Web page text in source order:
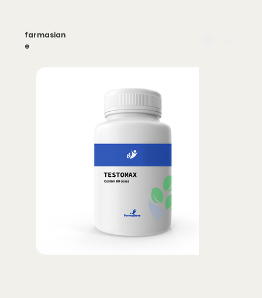
farmasian
e